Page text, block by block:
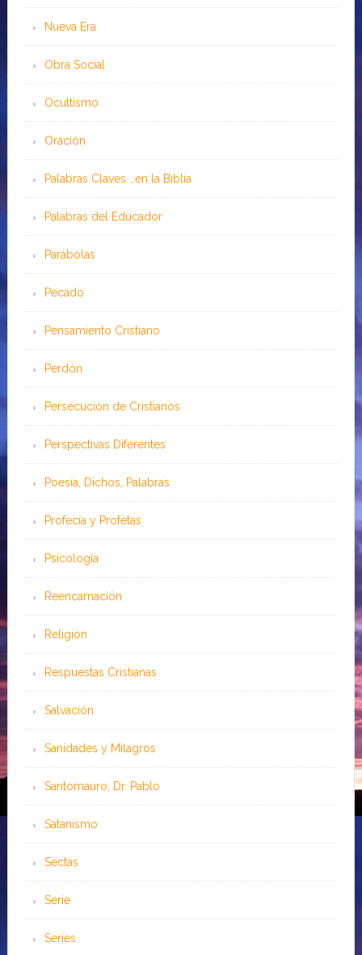
Nueva Era
Obra Social
Ocultismo
Oración
Palabras Claves …en la Biblia
Palabras del Educador
Parábolas
Pecado
Pensamiento Cristiano
Perdón
Persecución de Cristianos
Perspectivas Diferentes
Poesía, Dichos, Palabras
Profecía y Profetas
Psicología
Reencarnación
Religión
Respuestas Cristianas
Salvación
Sanidades y Milagros
Santomauro, Dr. Pablo
Satanismo
Sectas
Serie
Series